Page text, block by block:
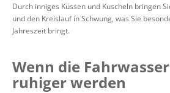
Durch inniges Küssen und Kuscheln bringen
und den Kreislauf in Schwung, was Sie
Jahreszeit bringt.
Wenn die
ruhiger werden